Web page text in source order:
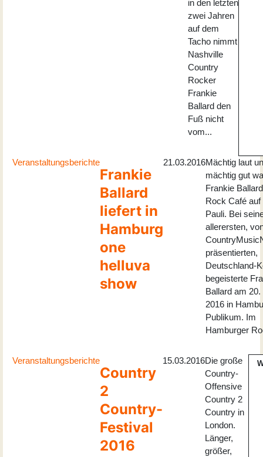
in den letzten
zwei Jahren
auf dem
Tacho nimmt
Nashville
Country
Rocker
Frankie
Ballard den
Fuß nicht
vom...
Veranstaltungsberichte
Frankie
Ballard
liefert in
Hamburg
one
helluva
show
21.03.2016Mächtig laut
mächtig gut
Frankie
Rock Café auf
Pauli. Bei
allerersten,
präsentierten,
Deutschland-
begeisterte
Ballard am
2016 in
Publikum. Im
Hamburger
Veranstaltungsberichte
Country
2
Country-
Festival
2016
15.03.2016Die große
Country-
Offensive
Country 2
Country in
London.
Länger,
größer,